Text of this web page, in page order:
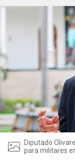
Diputado
para militares